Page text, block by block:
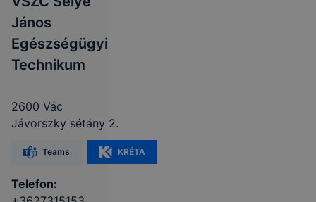
János
Egészségügyi
Technikum
2600 Vác
Jávorszky sétány 2.
Teams KRÉTA
Telefon: